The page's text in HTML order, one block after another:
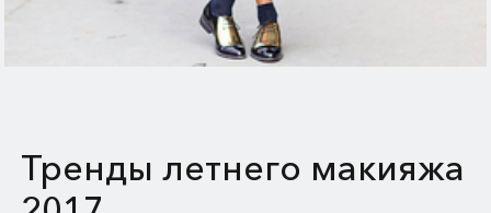
Тренды летнего макияжа